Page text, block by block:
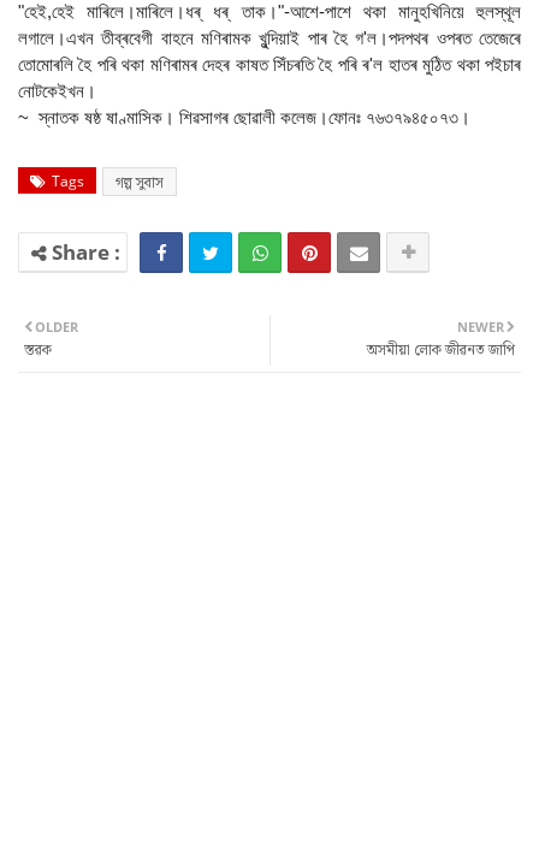
"হেই,হেই মাৰিলে।মাৰিলে।ধৰ্‌ ধৰ্‌ তাক।"-আশে-পাশে থকা মানুহখিনিয়ে হুলস্থূল
লগালে।এখন তীব্ৰবেগী বাহনে মণিৰামক খুন্দিয়াই পাৰ হৈ গ'ল।পদপথৰ ওপৰত তেজেৰে
তোমোৰলি হৈ পৰি থকা মণিৰামৰ দেহৰ কাষত সিঁচৰতি হৈ পৰি ৰ'ল হাতৰ মুঠিত থকা পইচাৰ
নোটকেইখন।
~ স্নাতক ষষ্ঠ ষাণ্মাসিক। শিৱসাগৰ ছোৱালী কলেজ।ফোনঃ ৭৬৩৭৯৪৫০৭৩।
Tags গল্প সুবাস
NEWER
অসমীয়া লোক জীৱনত জাপি
OLDER
স্তৱক